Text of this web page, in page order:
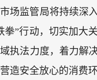
场监管局将持续深
拳”行动，切实加大
执法力度，着力解
造安全放心的消费环